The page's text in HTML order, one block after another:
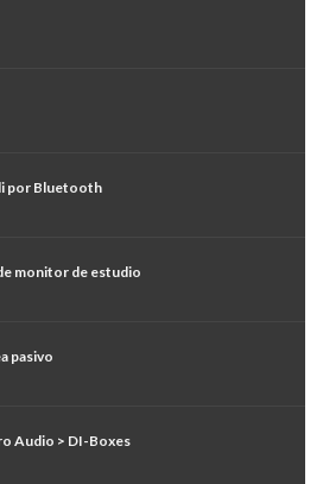
por Bluetooth
monitor de estudio
pasivo
Audio > DI-Boxes